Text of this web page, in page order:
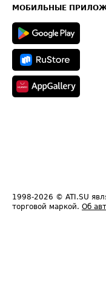
Техническая информация
МОБИЛЬНЫЕ
1998-2026 © ATI.SU
торговой маркой. Об